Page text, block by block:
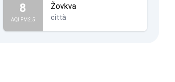
8
AQI PM2.5
Žovkva
città